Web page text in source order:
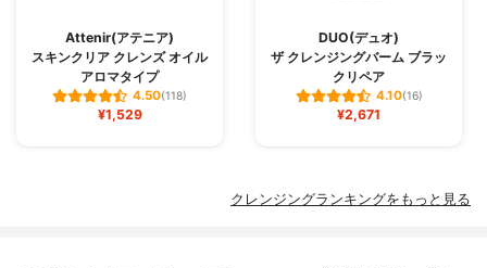
Attenir(アテニア)
スキンクリア クレンズ オイル
アロマタイプ
4.50(118)
¥1,529
DUO(デュオ)
ザ クレンジングバーム ブラッ
クリペア
4.10(16)
¥2,671
クレンジングランキングをもっと見る